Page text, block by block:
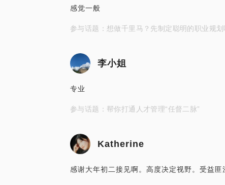
感觉一般
参与话题：想做千里马？先制定聪明的职业规划
李小姐
专业
参与话题：帮你打通人才管理“任督二脉”
Katherine
感谢大年初二接见啊。高度决定视野。受益匪